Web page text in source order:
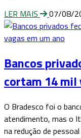
LER MAIS
07/08/
Bancos
cortam 14 mil
O Bradesco foi o
atendimento, mas o
na redução de